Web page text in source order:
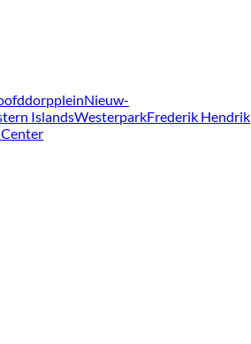
Nieuw-
IslandsWesterparkFrederik Hendrik